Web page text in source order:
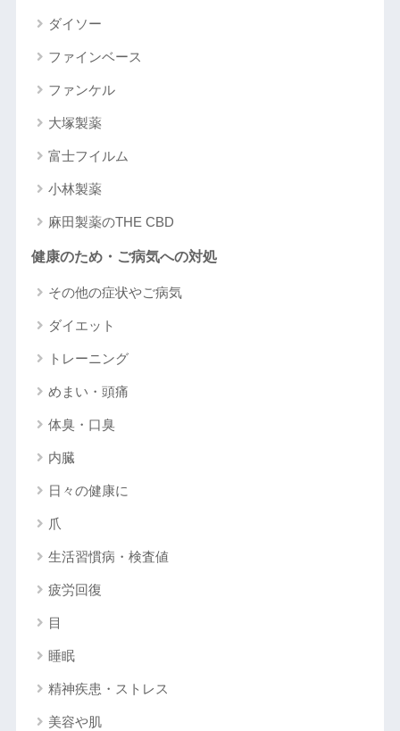
ダイソー
ファインベース
ファンケル
大塚製薬
富士フイルム
小林製薬
麻田製薬のTHE CBD
健康のため・ご病気への対処
その他の症状やご病気
ダイエット
トレーニング
めまい・頭痛
体臭・口臭
内臓
日々の健康に
爪
生活習慣病・検査値
疲労回復
目
睡眠
精神疾患・ストレス
美容や肌